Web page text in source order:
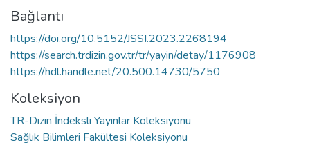
Bağlantı
https://doi.org/10.5152/JSSI.2023.2268194
https://search.trdizin.gov.tr/tr/yayin/detay/1176908
https://hdl.handle.net/20.500.14730/5750
Koleksiyon
TR-Dizin İndeksli Yayınlar Koleksiyonu
Sağlık Bilimleri Fakültesi Koleksiyonu